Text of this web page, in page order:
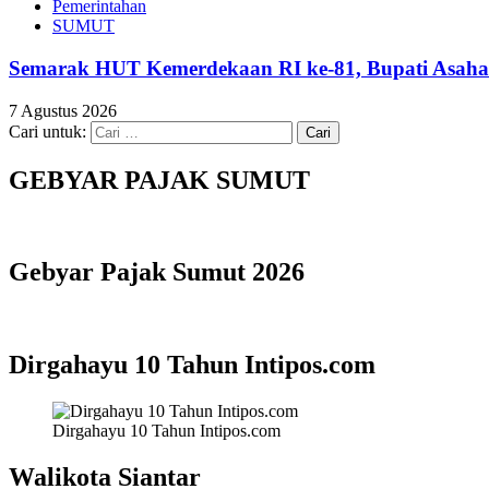
Pemerintahan
SUMUT
Semarak HUT Kemerdekaan RI ke-81, Bupati
7 Agustus 2026
Cari untuk:
GEBYAR PAJAK SUMUT
Gebyar Pajak Sumut 2026
Dirgahayu 10 Tahun Intipos.com
Dirgahayu 10 Tahun Intipos.com
Walikota Siantar